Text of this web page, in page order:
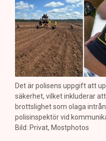
Det är polisens uppgift att
säkerhet, vilket inkluderar
brottslighet som olaga
polisinspektör vid
Bild: Privat, Mostphotos